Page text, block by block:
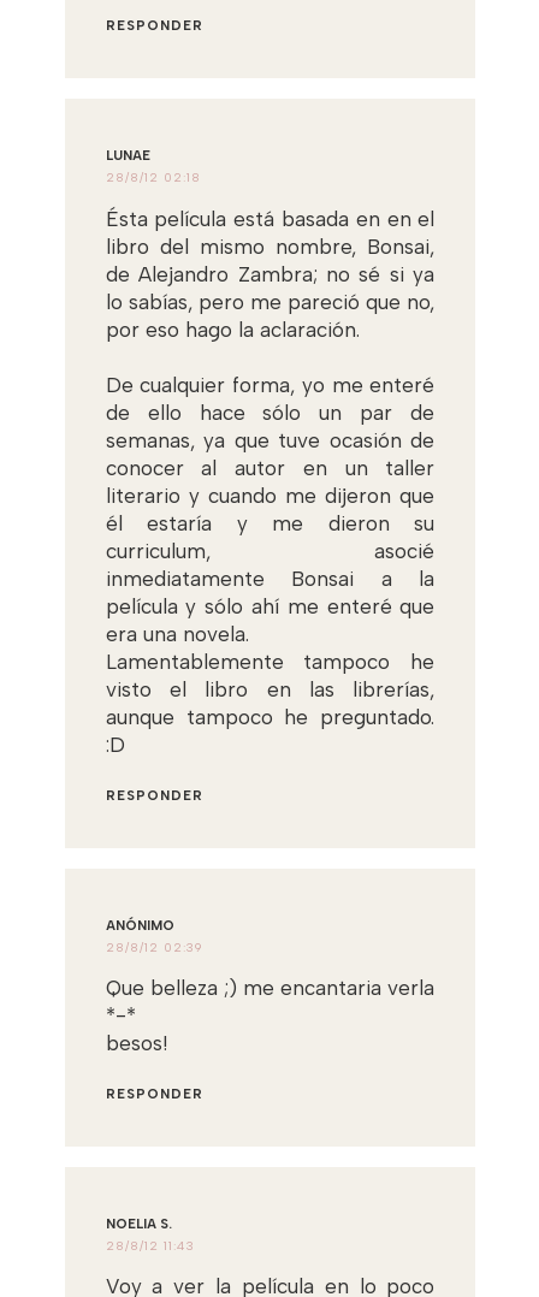
RESPONDER
LUNAE
28/8/12 02:18
Ésta película está basada en en el
libro del mismo nombre, Bonsai,
de Alejandro Zambra; no sé si ya
lo sabías, pero me pareció que no,
por eso hago la aclaración.
De cualquier forma, yo me enteré
de ello hace sólo un par de
semanas, ya que tuve ocasión de
conocer al autor en un taller
literario y cuando me dijeron que
él estaría y me dieron su
curriculum, asocié
inmediatamente Bonsai a la
película y sólo ahí me enteré que
era una novela.
Lamentablemente tampoco he
visto el libro en las librerías,
aunque tampoco he preguntado.
:D
RESPONDER
ANÓNIMO
28/8/12 02:39
Que belleza ;) me encantaria verla
*-*
besos!
RESPONDER
NOELIA S.
28/8/12 11:43
Voy a ver la película en lo poco